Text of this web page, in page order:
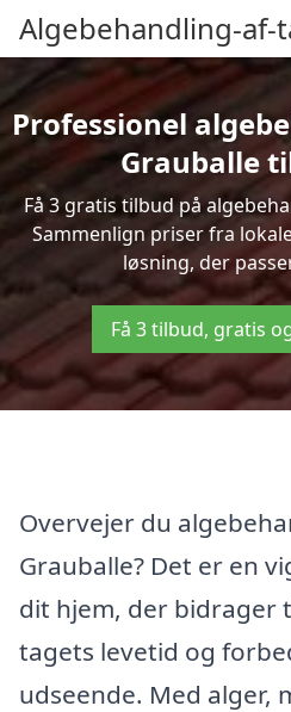
Algebehandling-af-
Professionel
Grauballe
Få 3 gratis tilbud på
Sammenlign priser fra
løsning, der
Få 3 tilbud, gratis
Overvejer du
Grauballe? Det er en
dit hjem, der bidrager
tagets levetid og
udseende. Med alger,